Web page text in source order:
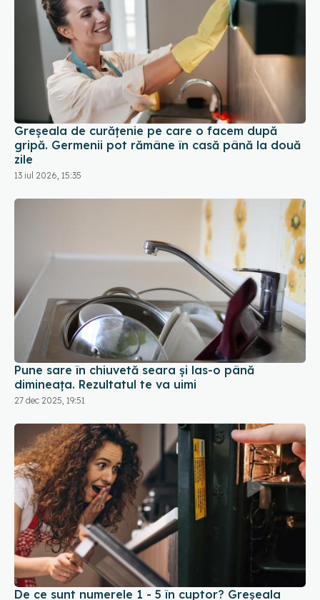
Greșeala de curățenie pe care o facem după
gripă. Germenii pot rămâne în casă până la două
13 iul 2026, 15:35
Pune sare în chiuvetă seara și las-o până
dimineața. Rezultatul te va uimi
27 dec 2025, 19:51
De ce sunt numerele 1 - 5 în cuptor? Greșeala
care îți strică mâncarea. Aplică asta și vezi
diferența!
06 ian 2026, 17:48